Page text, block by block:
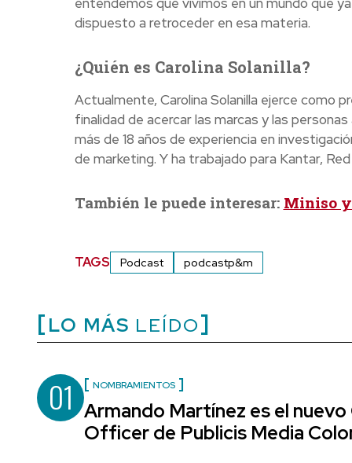
dispuesto a retroceder en esa materia.
¿Quién es Carolina Solanilla?
Actualmente, Carolina Solanilla ejerce como
finalidad de acercar las marcas y las
más de 18 años de experiencia en
de marketing. Y ha trabajado para Kantar,
También le puede interesar: Miniso y
TAGS Podcast podcastp&m
LO MÁS LEÍDO
01 NOMBRAMIENTOS
Armando Martínez es el
Officer de Publicis Media